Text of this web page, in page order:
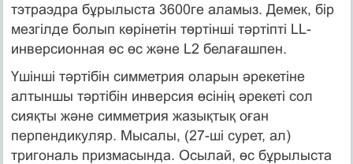
тэтраэдра бұрылыста 3600ге аламыз. Демек, бiр
мезгiлде болып көрiнетiн төртiншi тәртiптi LL-
инверсионная өс өс және L2 белағашпен.
Үшiншi тәртiбiн симметрия оларын әрекетiне
алтыншы тәртiбiн инверсия өсiнiң әрекетi сол
сияқты және симметрия жазықтық оған
перпендикуляр. Мысалы, (27-шi сурет, ал)
тригональ призмасында. Осылай, өс бұрылыста